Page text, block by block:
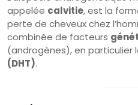
appelée calvitie, est la
perte de cheveux chez
combinée de facteurs
(androgènes), en particulier
(DHT).